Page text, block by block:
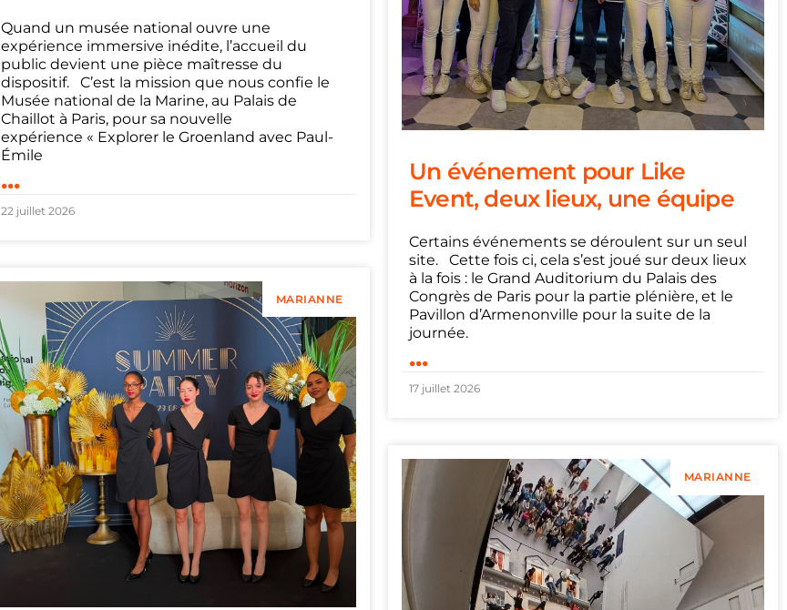
Quand un musée national ouvre une
expérience immersive inédite, l’accueil du
public devient une pièce maîtresse du
dispositif. C’est la mission que nous confie le
Musée national de la Marine, au Palais de
Chaillot à Paris, pour sa nouvelle
expérience « Explorer le Groenland avec Paul-
Émile
...
22 juillet 2026
Un événement pour Like
Event, deux lieux, une équipe
Certains événements se déroulent sur un seul
site. Cette fois ci, cela s’est joué sur deux lieux
à la fois : le Grand Auditorium du Palais des
Congrès de Paris pour la partie plénière, et le
Pavillon d’Armenonville pour la suite de la
journée.
...
17 juillet 2026
MARIANNE
MARIANNE